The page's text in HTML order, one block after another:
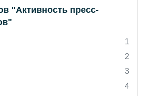
"Активность пресс-
1
2
3
4